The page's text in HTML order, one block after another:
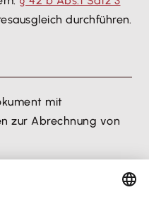
durchführen.
mit
zur Abrechnung von